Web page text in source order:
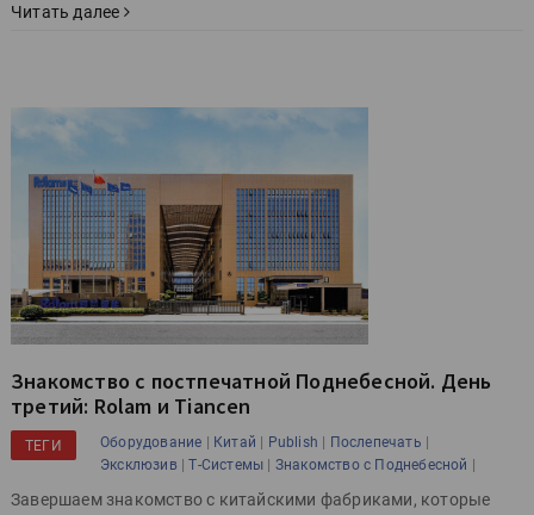
Читать далее
Знакомство с постпечатной Поднебесной. День
третий: Rolam и Tiancen
ТЕГИ Оборудование | Китай | Publish | Послепечать |
Эксклюзив |Т-Системы | Знакомство с Поднебесной |
Завершаем знакомство с китайскими фабриками, которые